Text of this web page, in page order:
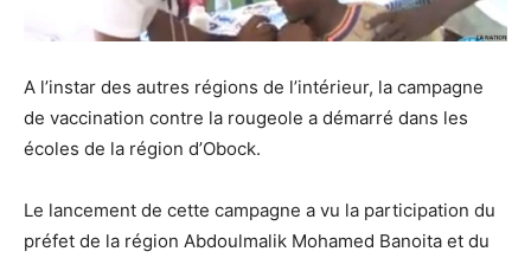
A l’instar des autres régions de l’intérieur, la campagne
de vaccination contre la rougeole a démarré dans les
écoles de la région d’Obock.
Le lancement de cette campagne a vu la participation du
préfet de la région Abdoulmalik Mohamed Banoita et du